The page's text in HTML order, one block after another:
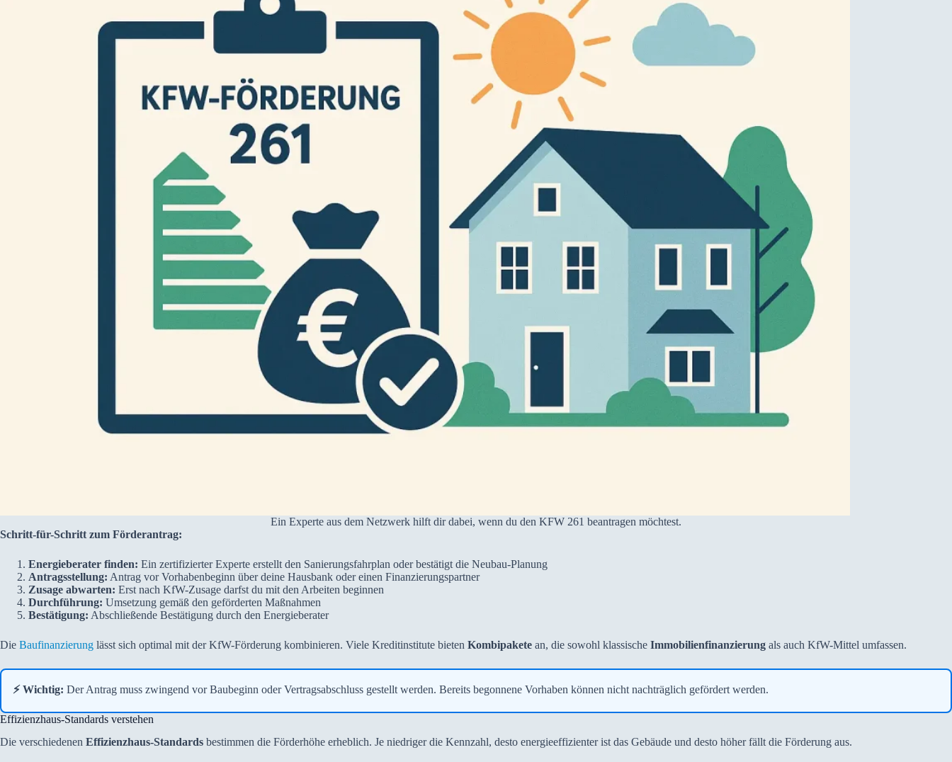
Ein Experte aus dem Netzwerk hilft dir dabei, wenn du den KFW 261 beantragen möchtest.
Schritt-für-Schritt zum Förderantrag:
Energieberater finden: Ein zertifizierter Experte erstellt den Sanierungsfahrplan oder bestätigt die Neubau-Planung
Antragsstellung: Antrag vor Vorhabenbeginn über deine Hausbank oder einen Finanzierungspartner
Zusage abwarten: Erst nach KfW-Zusage darfst du mit den Arbeiten beginnen
Durchführung: Umsetzung gemäß den geförderten Maßnahmen
Bestätigung: Abschließende Bestätigung durch den Energieberater
Die Baufinanzierung lässt sich optimal mit der KfW-Förderung kombinieren. Viele Kreditinstitute bieten Kombipakete an, die sowohl klassische Immobilienfinanzierung als auch KfW-Mittel umfassen.
⚡ Wichtig: Der Antrag muss zwingend vor Baubeginn oder Vertragsabschluss gestellt werden. Bereits begonnene Vorhaben können nicht nachträglich gefördert werden.
Effizienzhaus-Standards verstehen
Die verschiedenen Effizienzhaus-Standards bestimmen die Förderhöhe erheblich. Je niedriger die Kennzahl, desto energieeffizienter ist das Gebäude und desto höher fällt die Förderung aus.